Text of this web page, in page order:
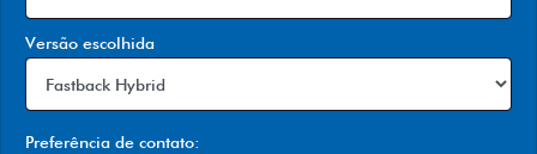
Versão escolhida
Preferência de contato: